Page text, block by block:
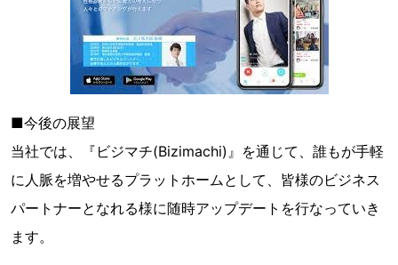
■今後の展望
当社では、『ビジマチ(Bizimachi)』を通じて、誰もが手軽
に人脈を増やせるプラットホームとして、皆様のビジネス
パートナーとなれる様に随時アップデートを行なっていき
ます。